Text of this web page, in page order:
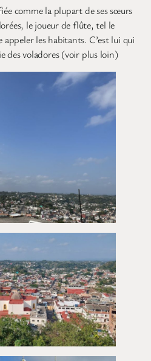
comme la plupart de ses sœurs
le joueur de flûte, tel le
les habitants. C’est lui qui
des voladores (voir plus loin)